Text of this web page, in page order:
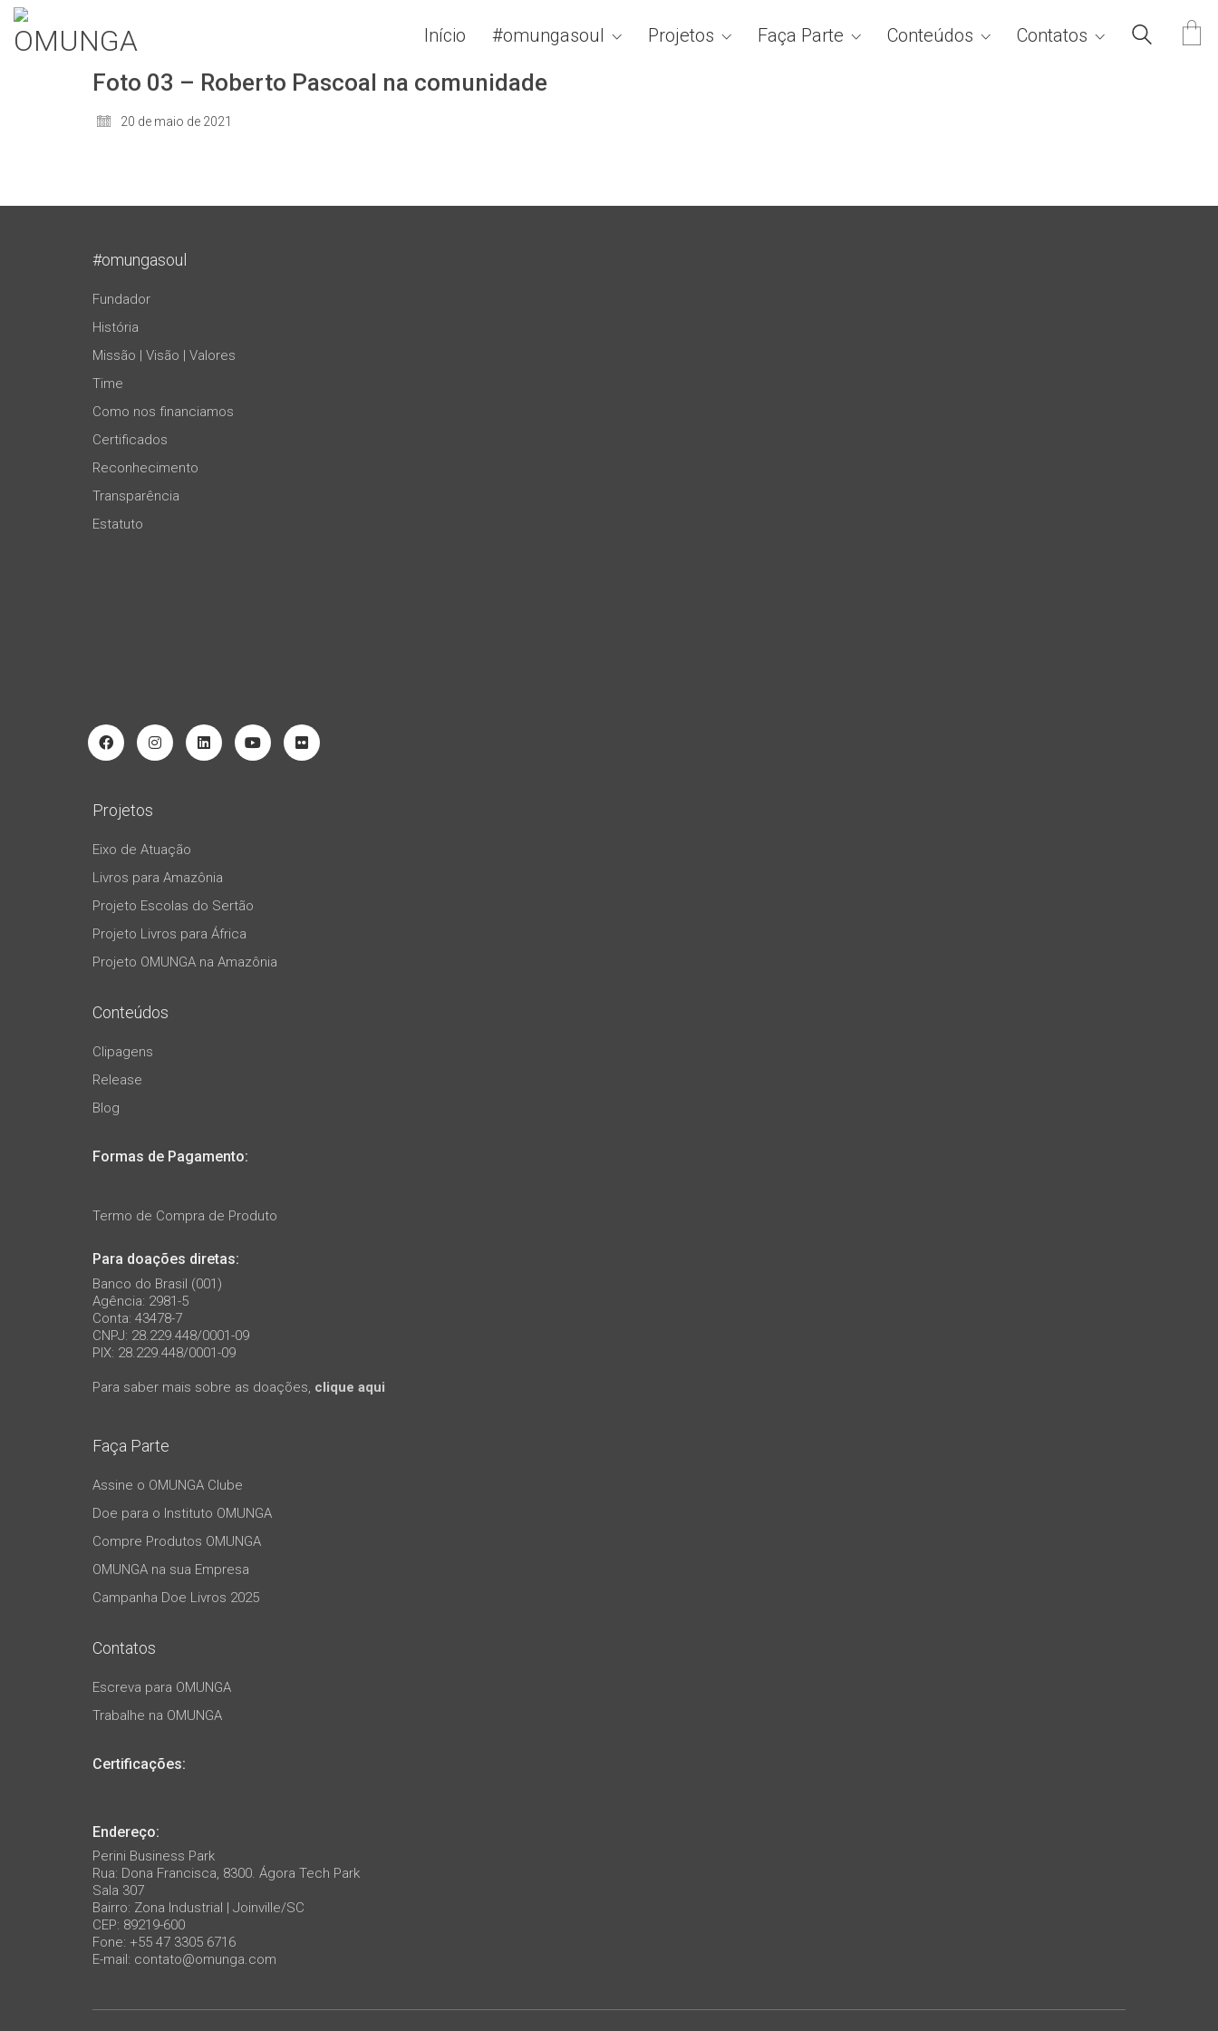
Início #omungasoul Projetos Faça Parte Conteúdos Contatos
Foto 03 – Roberto Pascoal na comunidade
20 de maio de 2021
#omungasoul
Fundador
História
Missão | Visão | Valores
Time
Como nos financiamos
Certificados
Reconhecimento
Transparência
Estatuto
Projetos
Eixo de Atuação
Livros para Amazônia
Projeto Escolas do Sertão
Projeto Livros para África
Projeto OMUNGA na Amazônia
Conteúdos
Clipagens
Release
Blog
Formas de Pagamento:
Termo de Compra de Produto
Para doações diretas:
Banco do Brasil (001)
Agência: 2981-5
Conta: 43478-7
CNPJ: 28.229.448/0001-09
PIX: 28.229.448/0001-09
Para saber mais sobre as doações, clique aqui
Faça Parte
Assine o OMUNGA Clube
Doe para o Instituto OMUNGA
Compre Produtos OMUNGA
OMUNGA na sua Empresa
Campanha Doe Livros 2025
Contatos
Escreva para OMUNGA
Trabalhe na OMUNGA
Certificações:
Endereço:
Perini Business Park
Rua: Dona Francisca, 8300. Ágora Tech Park
Sala 307
Bairro: Zona Industrial | Joinville/SC
CEP: 89219-600
Fone: +55 47 3305 6716
E-mail: contato@omunga.com